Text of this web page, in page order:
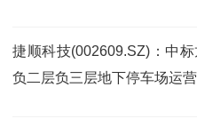
捷顺科技(002609.SZ)：中
负二层负三层地下停车场运